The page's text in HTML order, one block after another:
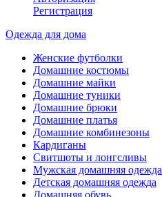
Регистрация
Одежда для дома
Женские футболки
Домашние костюмы
Домашние майки
Домашние туники
Домашние брюки
Домашние платья
Домашние комбинезоны
Кардиганы
Свитшоты и лонгсливы
Мужская домашняя одежда
Детская домашняя одежда
Домашняя обувь